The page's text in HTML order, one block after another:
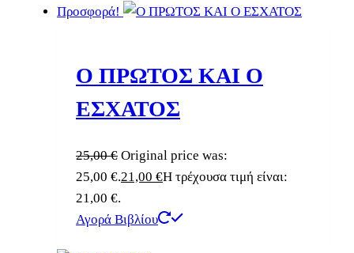
Προσφορά!
Ο ΠΡΩΤΟΣ ΚΑΙ Ο
ΕΣΧΑΤΟΣ
25,00€ Original price was:
25,00 €.21,00 €Η τρέχουσα τιμή είναι:
21,00 €.
Αγορά Βιβλίου